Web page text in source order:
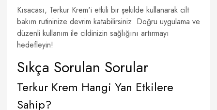
Kısacası, Terkur Krem'i etkili bir şekilde kullanarak cilt
bakım rutininize devrim katabilirsiniz. Doğru uygulama ve
düzenli kullanım ile cildinizin sağlığını artırmayı
hedefleyin!
Sıkça Sorulan Sorular
Terkur Krem Hangi Yan Etkilere
Sahip?